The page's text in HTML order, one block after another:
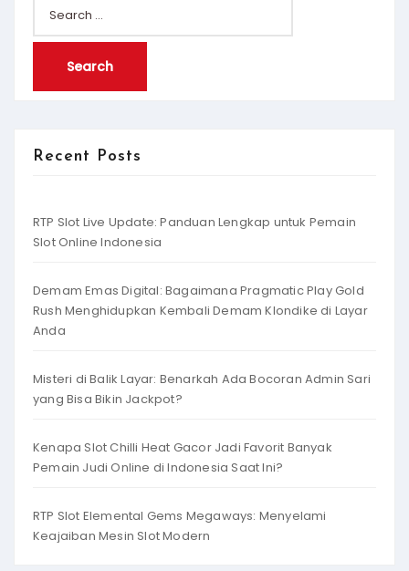
Recent Posts
RTP Slot Live Update: Panduan Lengkap untuk Pemain
Slot Online Indonesia
Demam Emas Digital: Bagaimana Pragmatic Play Gold
Rush Menghidupkan Kembali Demam Klondike di Layar
Anda
Misteri di Balik Layar: Benarkah Ada Bocoran Admin Sari
yang Bisa Bikin Jackpot?
Kenapa Slot Chilli Heat Gacor Jadi Favorit Banyak
Pemain Judi Online di Indonesia Saat Ini?
RTP Slot Elemental Gems Megaways: Menyelami
Keajaiban Mesin Slot Modern